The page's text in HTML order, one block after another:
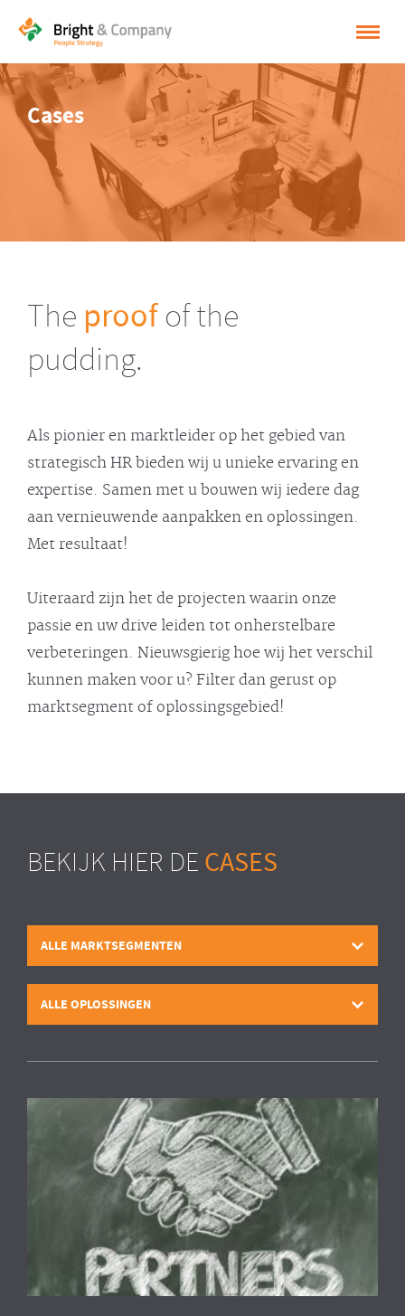
HOME
OPLOSSINGEN
INSPIRATIE
OVER BRIGHT & COMPANY
NEDERLANDS
Cases
The proofof the
pudding.
Als pionier en marktleider op het gebied van
strategisch HR bieden wij u unieke ervaring en
expertise. Samen met u bouwen wij iedere dag
aan vernieuwende aanpakken en oplossingen.
Met resultaat!
Uiteraard zijn het de projecten waarin onze
passie en uw drive leiden tot onherstelbare
verbeteringen. Nieuwsgierig hoe wij het verschil
kunnen maken voor u? Filter dan gerust op
marktsegment of oplossingsgebied!
BEKIJK HIER DE CASES
ALLE MARKTSEGMENTEN
ALLE OPLOSSINGEN